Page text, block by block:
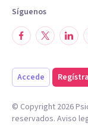
Síguenos
Accede
© Copyright 2026
reservados. Aviso